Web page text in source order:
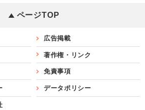
ページTOP
広告掲載
著作権・リンク
免責事項
データポリシー